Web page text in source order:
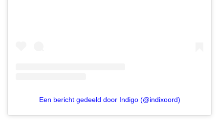
Een bericht gedeeld door Indigo (@indixoord)